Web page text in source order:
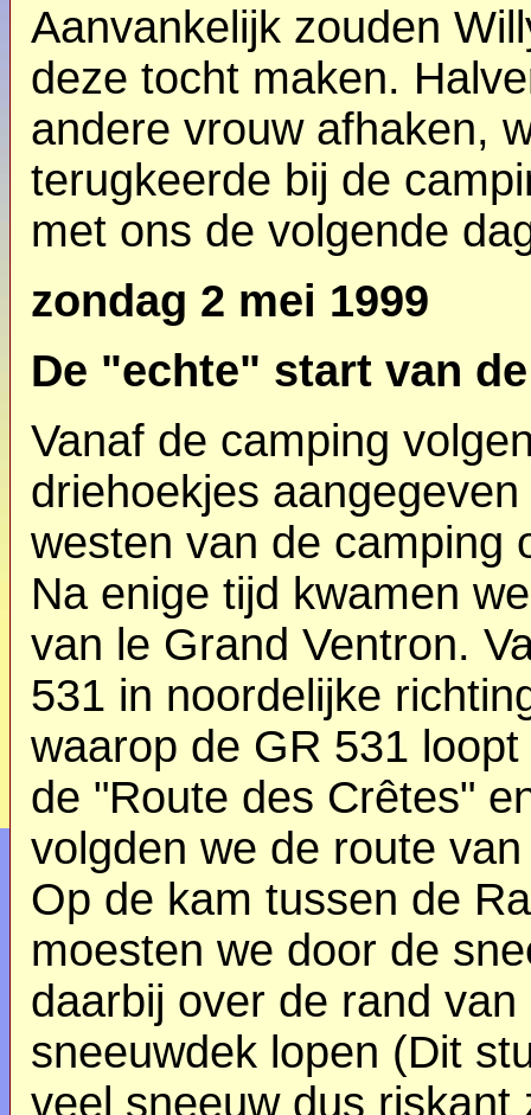
Aanvankelijk zouden
deze tocht maken.
andere vrouw afhaken,
terugkeerde bij de
met ons de volgende
zondag 2 mei 1999
De "echte" start van
Vanaf de camping
driehoekjes
westen van de camping
Na enige tijd kwamen
van le Grand Ventron.
531 in noordelijke
waarop de GR 531
de "Route des Crêtes"
volgden we de route
Op de kam tussen de
moesten we door de
daarbij over de rand
sneeuwdek lopen (Dit
veel sneeuw dus